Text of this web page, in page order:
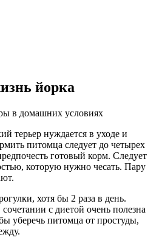
йорка
в домашних условиях
терьер нуждается в уходе и
питомца следует до четырех
готовый корм. Следует
которую нужно чесать. Пару
хотя бы 2 раза в день.
с диетой очень полезна
уберечь питомца от простуды,